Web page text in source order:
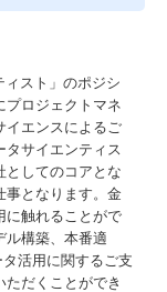
スト」のポジシ
プロジェクトマネ
イエンスによるご
タサイエンティス
としてのコアとな
事となります。金
に触れることがで
ル構築、本番適
活用に関するご支
だくことができ